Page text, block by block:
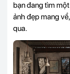
bạn đang tìm
ảnh đẹp mang
qua.